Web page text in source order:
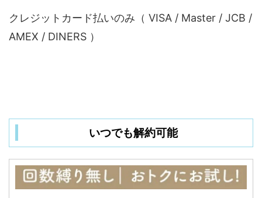
クレジットカード払いのみ（ VISA / Master / JCB /
AMEX / DINERS ）
いつでも解約可能